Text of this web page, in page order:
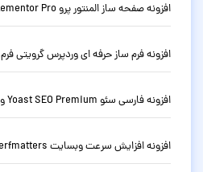
افزونه صفحه ساز المنتور پرو Elementor Pro وردپرس نسخه 4.2.1
افزونه فرم ساز حرفه ای وردپرس گرویتی فرم Gravity Forms نسخه 3.0.0
افزونه فارسی سئو Yoast SEO Premium وردپرس نسخه حرفه ای 28.1
افزونه افزایش سرعت وبسایت Perfmatters وردپرس نسخه 2.6.6